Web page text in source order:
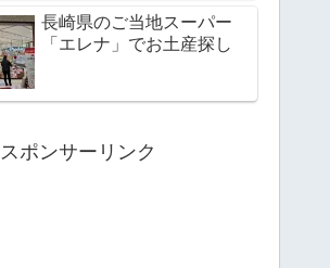
長崎県のご当地スーパー
「エレナ」でお土産探し
スポンサーリンク